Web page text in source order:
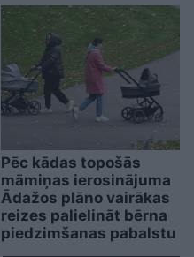
Pēc kādas topošās
māmiņas ierosinājuma
Ādažos plāno vairākas
reizes palielināt bērna
piedzimšanas pabalstu